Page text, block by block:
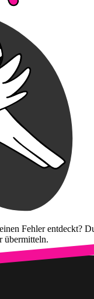
Fehler entdeckt?
übermitteln.